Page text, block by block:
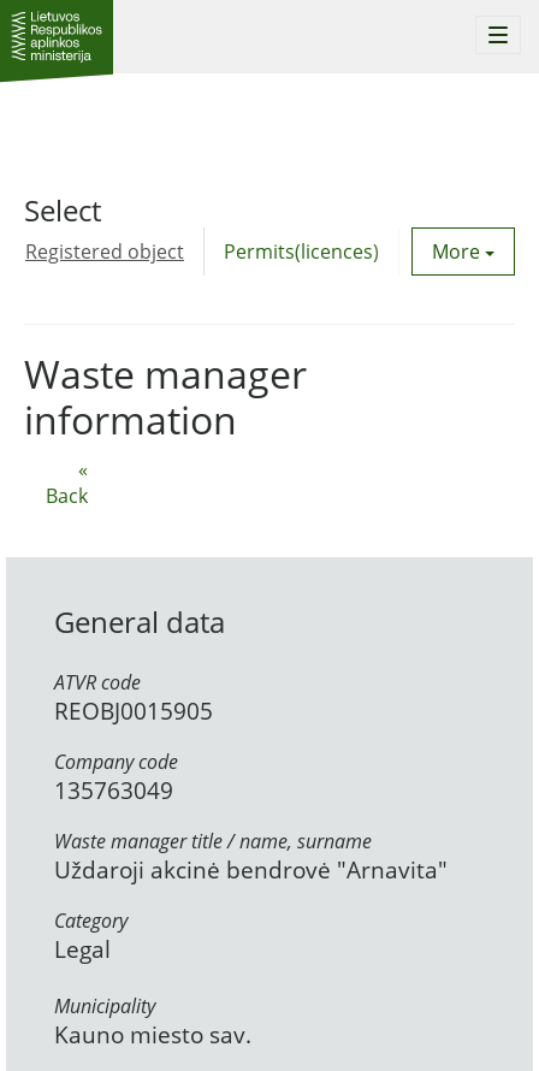
Select
Registered object Permits(licences) Utility
More
«
Back
Waste manager
information
General data
ATVR code
REOBJ0015905
Company code
135763049
Waste manager title / name, surname
Uždaroji akcinė bendrovė "Arnavita"
Category
Legal
Municipality
Kauno miesto sav.